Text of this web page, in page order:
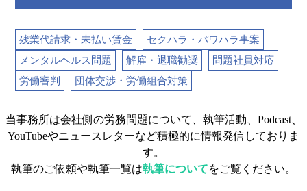
残業代請求・未払い賃金
セクハラ・パワハラ事案
メンタルヘルス問題
解雇・退職勧奨
問題社員対応
労働審判
団体交渉・労働組合対策
当事務所は会社側の労務問題について、執筆活動、Podcast、
YouTubeやニュースレターなど積極的に情報発信しておりま
す。
執筆のご依頼や執筆一覧は執筆についてをご覧ください。